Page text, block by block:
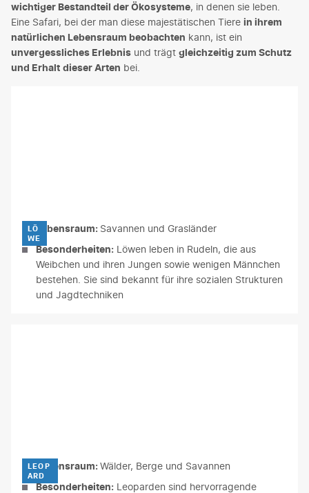
wichtiger Bestandteil der Ökosysteme, in denen sie leben.
Eine Safari, bei der man diese majestätischen Tiere in ihrem
natürlichen Lebensraum beobachten kann, ist ein
unvergessliches Erlebnis und trägt gleichzeitig zum Schutz
und Erhalt dieser Arten bei.
LÖ
WE
Lebensraum: Savannen und Grasländer
Besonderheiten: Löwen leben in Rudeln, die aus
Weibchen und ihren Jungen sowie wenigen Männchen
bestehen. Sie sind bekannt für ihre sozialen Strukturen
und Jagdtechniken
LEOP
ARD
Lebensraum: Wälder, Berge und Savannen
Besonderheiten: Leoparden sind hervorragende